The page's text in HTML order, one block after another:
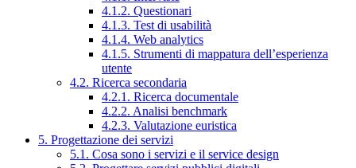
4.1.2. Questionari
4.1.3. Test di usabilità
4.1.4. Web analytics
4.1.5. Strumenti di mappatura dell’esperienza
utente
4.2. Ricerca secondaria
4.2.1. Ricerca documentale
4.2.2. Analisi benchmark
4.2.3. Valutazione euristica
5. Progettazione dei servizi
5.1. Cosa sono i servizi e il service design